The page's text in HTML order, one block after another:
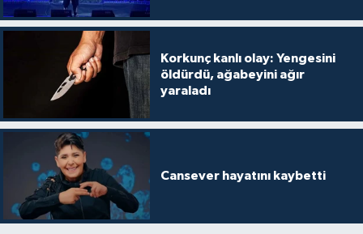
Korkunç kanlı olay: Yengesini
öldürdü, ağabeyini ağır
yaraladı
Cansever hayatını kaybetti